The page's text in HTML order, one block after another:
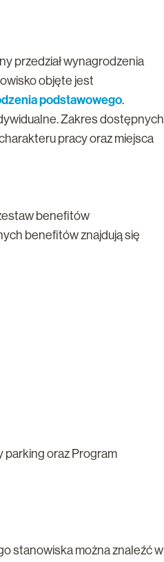
przedział wynagrodzenia
objęte jest
podstawowego.
Zakres dostępnych
pracy oraz miejsca
benefitów
benefitów znajdują się
oraz Program
stanowiska można znaleźć w